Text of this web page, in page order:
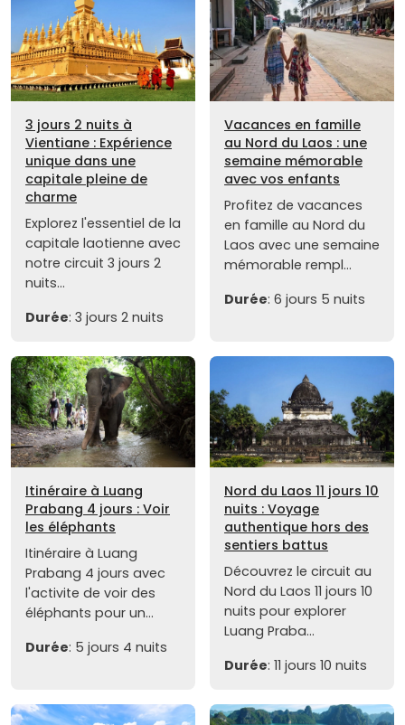
3 jours 2 nuits à
Vientiane : Expérience
unique dans une
capitale pleine de
charme
Explorez l'essentiel de la
capitale laotienne avec
notre circuit 3 jours 2
nuits...
Durée: 3 jours 2 nuits
Vacances en famille
au Nord du Laos : une
semaine mémorable
avec vos enfants
Profitez de vacances
en famille au Nord du
Laos avec une semaine
mémorable rempl...
Durée: 6 jours 5 nuits
Itinéraire à Luang
Prabang 4 jours : Voir
les éléphants
Itinéraire à Luang
Prabang 4 jours avec
l'activite de voir des
éléphants pour un...
Durée: 5 jours 4 nuits
Nord du Laos 11 jours 10
nuits : Voyage
authentique hors des
sentiers battus
Découvrez le circuit au
Nord du Laos 11 jours 10
nuits pour explorer
Luang Praba...
Durée: 11 jours 10 nuits